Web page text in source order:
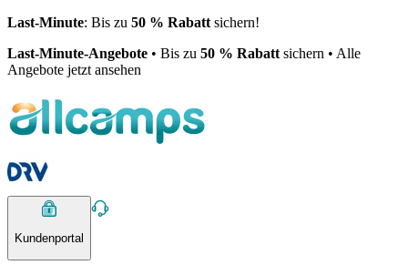
Last-Minute: Bis zu 50 % Rabatt sichern!
Last-Minute-Angebote • Bis zu 50 % Rabatt sichern • Alle
Angebote jetzt ansehen
Kundenportal